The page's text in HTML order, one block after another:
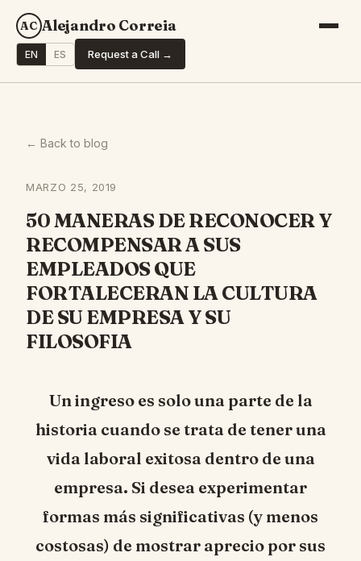
AC Alejandro Correia
EN ES Request a Call →
← Back to blog
MARZO 25, 2019
50 MANERAS DE RECONOCER Y
RECOMPENSAR A SUS
EMPLEADOS QUE
FORTALECERAN LA CULTURA
DE SU EMPRESA Y SU
FILOSOFIA
Un ingreso es solo una parte de la
historia cuando se trata de tener una
vida laboral exitosa dentro de una
empresa. Si desea experimentar
formas más significativas (y menos
costosas) de mostrar aprecio por sus